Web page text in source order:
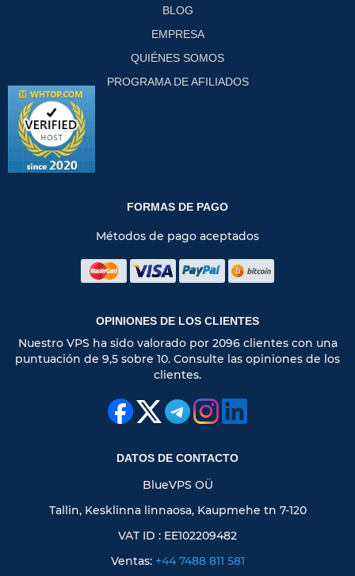
BLOG
EMPRESA
QUIÉNES SOMOS
PROGRAMA DE AFILIADOS
FORMAS DE PAGO
Métodos de pago aceptados
OPINIONES DE LOS CLIENTES
Nuestro VPS ha sido valorado por 2096 clientes con una
puntuación de 9,5 sobre 10. Consulte las opiniones de los
clientes.
DATOS DE CONTACTO
BlueVPS OÜ
Tallin, Kesklinna linnaosa, Kaupmehe tn 7-120
VAT ID : EE102209482
Ventas: +44 7488 811 581